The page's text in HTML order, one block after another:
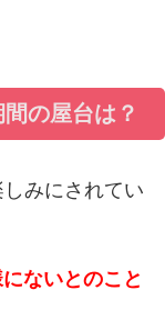
の屋台は？
みにされてい
ないとのこと